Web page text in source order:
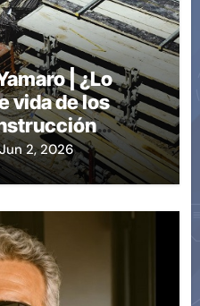
| ¿Lo
vida de los
en
2, 2026